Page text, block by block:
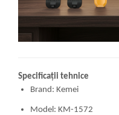
Specificații tehnice
Brand: Kemei
Model: KM-1572